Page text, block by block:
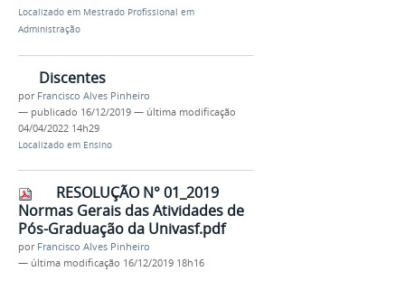
Localizado em Mestrado Profissional em
Administração
Discentes
por Francisco Alves Pinheiro
— publicado 16/12/2019 — última modificação
04/04/2022 14h29
Localizado em Ensino
RESOLUÇÃO N° 01_2019
Normas Gerais das Atividades de
Pós-Graduação da Univasf.pdf
por Francisco Alves Pinheiro
— última modificação 16/12/2019 18h16